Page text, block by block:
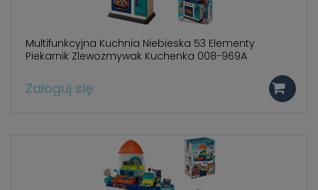
Multifunkcyjna Kuchnia Niebieska 53 Elementy
Piekarnik Zlewozmywak Kuchenka 008-969A
Zaloguj się